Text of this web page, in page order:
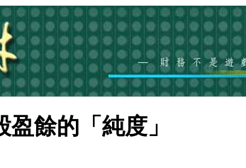
餘的「純度」